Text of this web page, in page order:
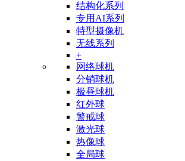
结构化系列
专用AI系列
特型摄像机
无线系列
+
网络球机
分销球机
极昼球机
红外球
警戒球
激光球
热像球
全局球